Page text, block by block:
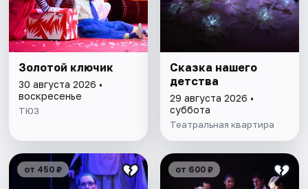
Золотой ключик
30 августа 2026 •
воскресенье
ТЮЗ
Сказка нашего
детства
29 августа 2026 •
суббота
Театральная квартира
от 450 ₽ от 600 ₽